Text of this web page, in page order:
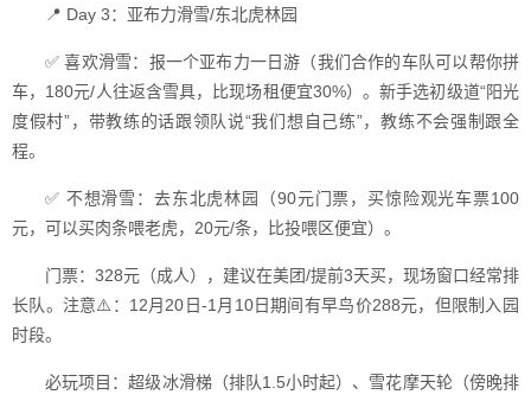
📍 Day 3：亚布力滑雪/东北虎林园
✅ 喜欢滑雪：报一个亚布力一日游（我们合作的车队可以帮你拼
车，180元/人往返含雪具，比现场租便宜30%）。新手选初级道“阳光
度假村”，带教练的话跟领队说“我们想自己练”，教练不会强制跟全
程。
✅ 不想滑雪：去东北虎林园（90元门票，买惊险观光车票100
元，可以买肉条喂老虎，20元/条，比投喂区便宜）。
门票：328元（成人），建议在美团/提前3天买，现场窗口经常排
长队。注意⚠️：12月20日-1月10日期间有早鸟价288元，但限制入园
时段。
必玩项目：超级冰滑梯（排队1.5小时起）、雪花摩天轮（傍晚排